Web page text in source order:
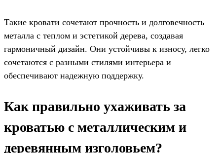
Такие кровати сочетают прочность и долговечность
металла с теплом и эстетикой дерева, создавая
гармоничный дизайн. Они устойчивы к износу, легко
сочетаются с разными стилями интерьера и
обеспечивают надежную поддержку.
Как правильно ухаживать за
кроватью с металлическим и
деревянным изголовьем?